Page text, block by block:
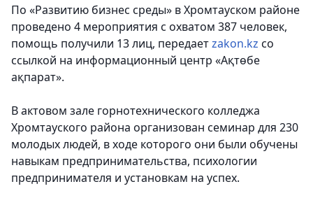
По «Развитию бизнес среды» в Хромтауском районе
проведено 4 мероприятия с охватом 387 человек,
помощь получили 13 лиц, передаетzakon.kz со
ссылкой на информационный центр «Ақтөбе
ақпарат».
В актовом зале горнотехнического колледжа
Хромтауского района организован семинар для 230
молодых людей, в ходе которого они были обучены
навыкам предпринимательства, психологии
предпринимателя и установкам на успех.